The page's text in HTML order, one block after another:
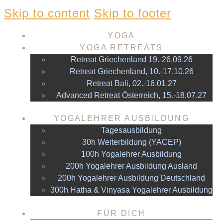
Skip to content Skip to footer
YOGA
YOGA RETREATS
Retreat Griechenland 19.-26.09.26
Retreat Griechenland, 10.-17.10.26
Retreat Bali, 02.-16.01.27
Advanced Retreat Österreich, 15.-18.07.27
YOGALEHRER AUSBILDUNG
Tagesausbildung
30h Weiterbildung (YACEP)
100h Yogalehrer Ausbildung
200h Yogalehrer Ausbildung Ausland
200h Yogalehrer Ausbildung Deutschland
300h Hatha & Vinyasa Yogalehrer Ausbildung
FÜR DICH